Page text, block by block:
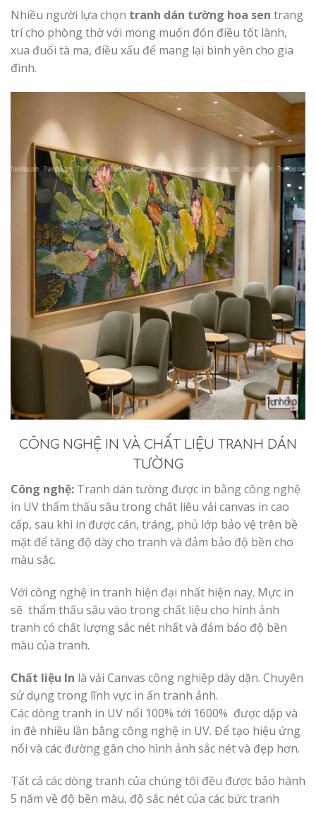
Nhiều người lựa chọn tranh dán tường hoa sen trang
trí cho phòng thờ với mong muốn đón điều tốt lành,
xua đuổi tà ma, điều xấu để mang lại bình yên cho gia
đình.
CÔNG NGHỆ IN VÀ CHẤT LIỆU TRANH DÁN
TƯỜNG
Công nghệ: Tranh dán tường được in bằng công nghệ
in UV thẩm thấu sâu trong chất liêu vải canvas in cao
cấp, sau khi in được cán, tráng, phủ lớp bảo vệ trên bề
mặt để tăng độ dày cho tranh và đảm bảo độ bền cho
màu sắc.
Với công nghệ in tranh hiện đại nhất hiện nay. Mực in
sẽ thẩm thấu sâu vào trong chất liệu cho hình ảnh
tranh có chất lượng sắc nét nhất và đảm bảo độ bền
màu của tranh.
Chất liệu In là vải Canvas công nghiệp dày dặn. Chuyên
sử dụng trong lĩnh vực in ấn tranh ảnh.
Các dòng tranh in UV nổi 100% tới 1600% được dập và
in đè nhiều lần bằng công nghệ in UV. Để tạo hiệu ứng
nổi và các đường gân cho hình ảnh sắc nét và đẹp hơn.
Tất cả các dòng tranh của chúng tôi đều được bảo hành
5 năm về độ bền màu, độ sắc nét của các bức tranh